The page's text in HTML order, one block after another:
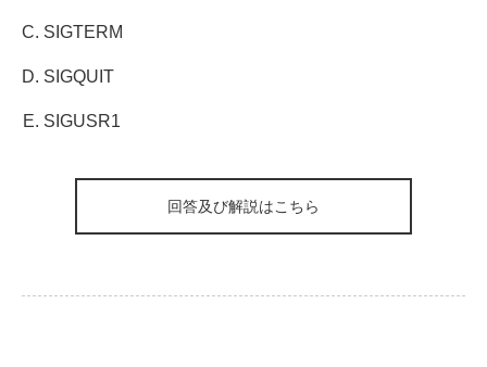
SIGTERM
SIGQUIT
SIGUSR1
回答及び解説はこちら